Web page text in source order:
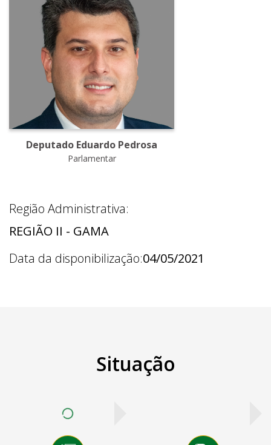
Deputado Eduardo Pedrosa
Parlamentar
Região Administrativa:
REGIÃO II - GAMA
Data da disponibilização:04/05/2021
Situação